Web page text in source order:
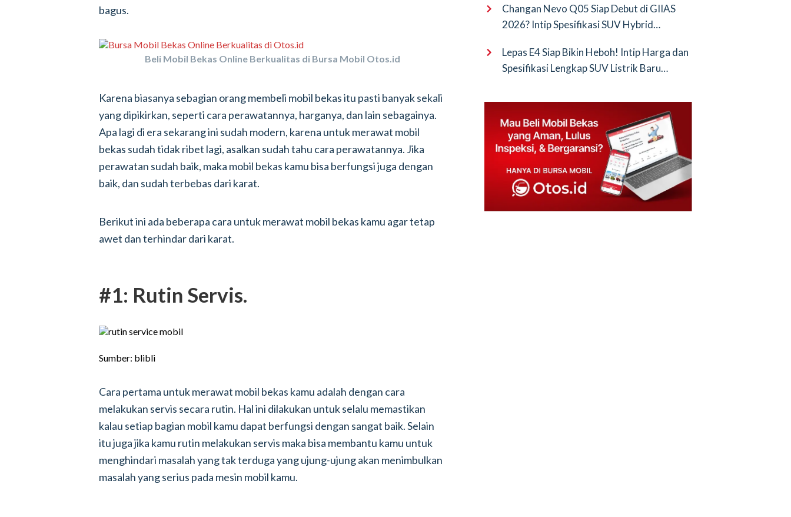
bagus.
Beli Mobil Bekas Online Berkualitas di Bursa Mobil Otos.id
Karena biasanya sebagian orang membeli mobil bekas itu pasti banyak sekali
yang dipikirkan, seperti cara perawatannya, harganya, dan lain sebagainya.
Apa lagi di era sekarang ini sudah modern, karena untuk merawat mobil
bekas sudah tidak ribet lagi, asalkan sudah tahu cara perawatannya. Jika
perawatan sudah baik, maka mobil bekas kamu bisa berfungsi juga dengan
baik, dan sudah terbebas dari karat.
Berikut ini ada beberapa cara untuk merawat mobil bekas kamu agar tetap
awet dan terhindar dari karat.
#1: Rutin Servis.
Sumber: blibli
Cara pertama untuk merawat mobil bekas kamu adalah dengan cara
melakukan servis secara rutin. Hal ini dilakukan untuk selalu memastikan
kalau setiap bagian mobil kamu dapat berfungsi dengan sangat baik. Selain
itu juga jika kamu rutin melakukan servis maka bisa membantu kamu untuk
menghindari masalah yang tak terduga yang ujung-ujung akan menimbulkan
masalah yang serius pada mesin mobil kamu.
Changan Nevo Q05 Siap Debut di GIIAS
2026? Intip Spesifikasi SUV Hybrid
Lepas E4 Siap Bikin Heboh! Intip Harga dan
Spesifikasi Lengkap SUV Listrik Baru